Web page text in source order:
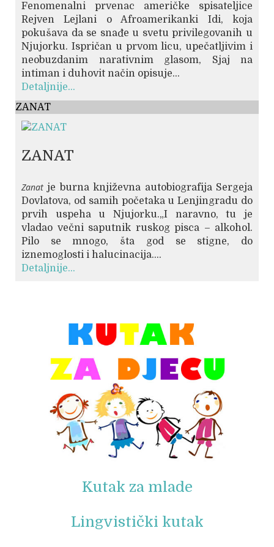
Fenomenalni prvenac američke spisateljice
Rejven Lejlani o Afroamerikanki Idi, koja
pokušava da se snađe u svetu privilegovanih u
Njujorku. Ispričan u prvom licu, upečatljivim i
neobuzdanim narativnim glasom, Sjaj na
intiman i duhovit način opisuje...
Detaljnije...
ZANAT
ZANAT
Zanat je burna književna autobiografija Sergeja
Dovlatova, od samih početaka u Lenjingradu do
prvih uspeha u Njujorku.„I naravno, tu je
vladao večni saputnik ruskog pisca – alkohol.
Pilo se mnogo, šta god se stigne, do
iznemoglosti i halucinacija....
Detaljnije...
Kutak za mlade
Lingvistički kutak